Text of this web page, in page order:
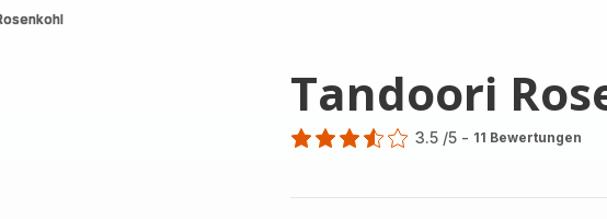
Tandoori
3.5 /5 - 11 Bewertungen